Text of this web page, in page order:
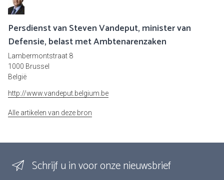
Persdienst van Steven Vandeput, minister van
Defensie, belast met Ambtenarenzaken
Lambermontstraat 8
1000 Brussel
België
http://www.vandeput.belgium.be
Alle artikelen van deze bron
Schrijf u in voor onze nieuwsbrief